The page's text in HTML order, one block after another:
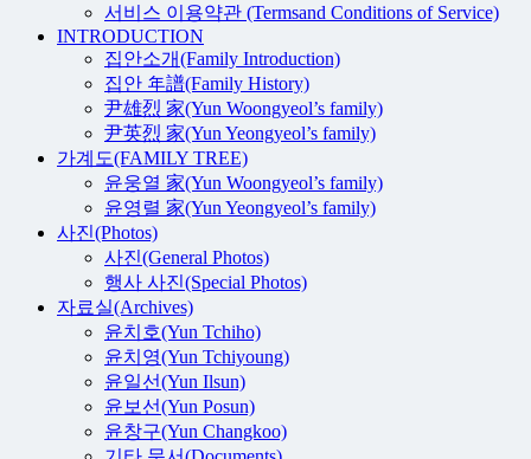
서비스 이용약관 (Termsand Conditions of Service)
INTRODUCTION
집안소개(Family Introduction)
집안 年譜(Family History)
尹雄烈 家(Yun Woongyeol’s family)
尹英烈 家(Yun Yeongyeol’s family)
가계도(FAMILY TREE)
윤웅열 家(Yun Woongyeol’s family)
윤영렬 家(Yun Yeongyeol’s family)
사진(Photos)
사진(General Photos)
행사 사진(Special Photos)
자료실(Archives)
윤치호(Yun Tchiho)
윤치영(Yun Tchiyoung)
윤일선(Yun Ilsun)
윤보선(Yun Posun)
윤창구(Yun Changkoo)